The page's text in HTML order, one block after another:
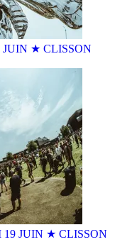
JUIN ★ CLISSON
19 JUIN ★ CLISSON